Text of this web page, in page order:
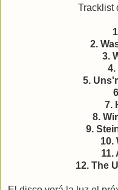
Tracklist
2.
3.
4.
5.
7.
8.
9.
10.
11.
12. The